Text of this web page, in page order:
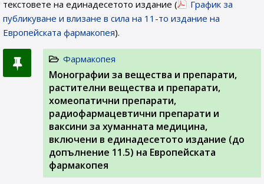
текстовете на единадесетото издание (
График за
публикуване и влизане в сила на 11-то издание на
Европейската фармакопея).
Фармакопея
Монографии за вещества и препарати,
растителни вещества и препарати,
хомеопатични препарати,
радиофармацевтични препарати и
ваксини за хуманната медицина,
включени в единадесетото издание (до
допълнение 11.5) на Европейската
фармакопея